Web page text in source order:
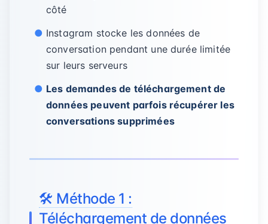
côté
Instagram stocke les données de
conversation pendant une durée limitée
sur leurs serveurs
Les demandes de téléchargement de
données peuvent parfois récupérer les
conversations supprimées
🛠️ Méthode 1 :
Téléchargement de données